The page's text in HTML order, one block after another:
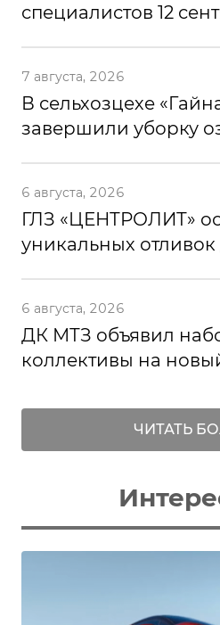
специалистов 12
7 августа, 2026
В сельхозцехе
завершили уборку
6 августа, 2026
ГЛЗ «ЦЕНТРОЛИТ»
уникальных
6 августа, 2026
ДК МТЗ объявил
коллективы на
ЧИТАТЬ